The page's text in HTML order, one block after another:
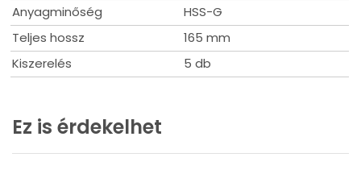
Anyagminőség
HSS-G
Teljes hossz
165 mm
Kiszerelés
5 db
Ez is érdekelhet